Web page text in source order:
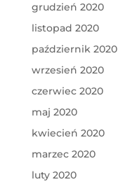
grudzień 2020
listopad 2020
październik 2020
wrzesień 2020
czerwiec 2020
maj 2020
kwiecień 2020
marzec 2020
luty 2020